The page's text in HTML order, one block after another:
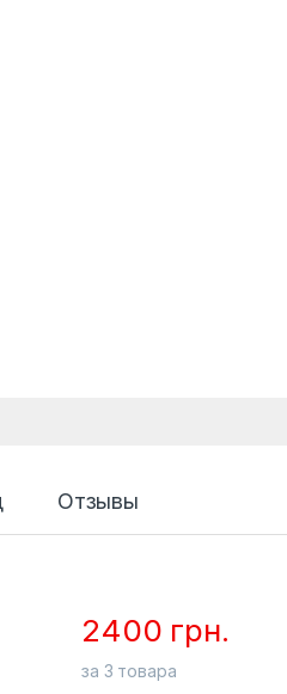
Отзывы
2400 грн.
за 3 товара